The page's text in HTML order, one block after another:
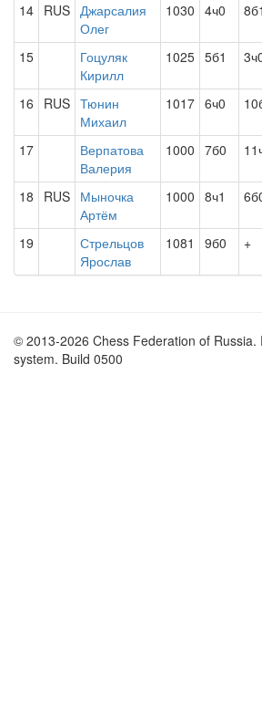
14 RUS Джарсалия
Олег
1030 4ч0 8б1
15
Гоцуляк
Кирилл
1025 5б1
16 RUS Тюнин
Михаил
1017 6ч0
17
Верпатова
Валерия
1000 7б0
18 RUS Мыночка
Артём
1000 8ч1
19
Стрельцов
Ярослав
1081 9б0 +
© 2013-2026 Chess Federation of Russia.
system. Build 0500